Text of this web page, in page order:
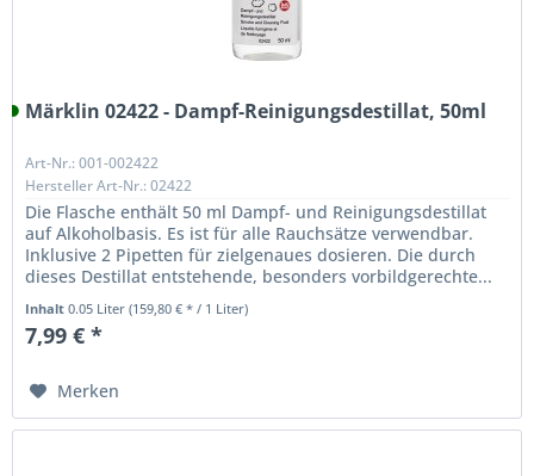
Märklin 02422 - Dampf-Reinigungsdestillat, 50ml
Art-Nr.: 001-002422
Hersteller Art-Nr.: 02422
Die Flasche enthält 50 ml Dampf- und Reinigungsdestillat
auf Alkoholbasis. Es ist für alle Rauchsätze verwendbar.
Inklusive 2 Pipetten für zielgenaues dosieren. Die durch
dieses Destillat entstehende, besonders vorbildgerechte...
Inhalt0.05 Liter(159,80 € * / 1 Liter)
7,99 € *
Merken